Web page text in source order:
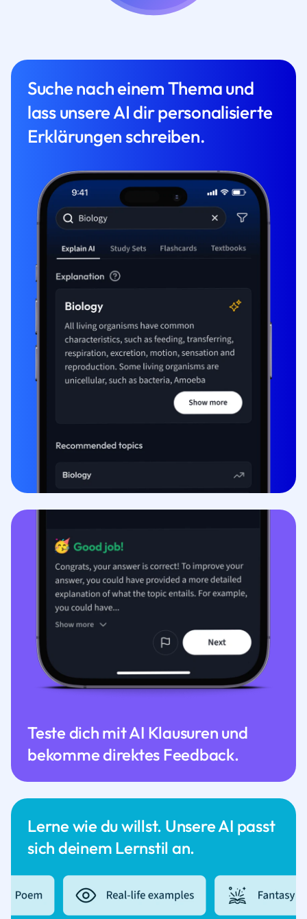
Suche nach einem Thema und
lass unsere AI dir personalisierte
Erklärungen schreiben.
Lerne wie du willst. Unsere AI passt
sich deinem Lernstil an.
Teste dich mit AI Klausuren und
bekomme direktes Feedback.